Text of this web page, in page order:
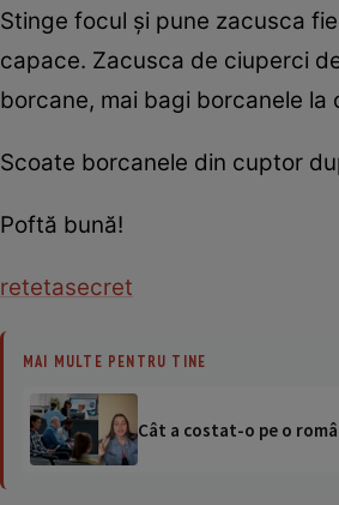
Stinge focul şi pune zacusca
capace. Zacusca de ciuperci
borcane, mai bagi borcanele
Scoate borcanele din cuptor
Poftă bună!
retetasecret
MAI MULTE PENTRU TINE
Cât a costat-o pe o